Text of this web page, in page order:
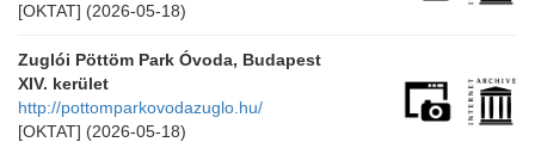
[OKTAT] (2026-05-18)
Zuglói Pöttöm Park Óvoda, Budapest
XIV. kerület
http://pottomparkovodazuglo.hu/
[OKTAT] (2026-05-18)